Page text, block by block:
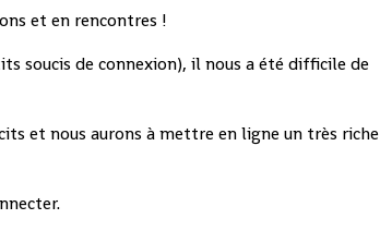
et en rencontres !
soucis de connexion), il nous a été difficile de
et nous aurons à mettre en ligne un très riche